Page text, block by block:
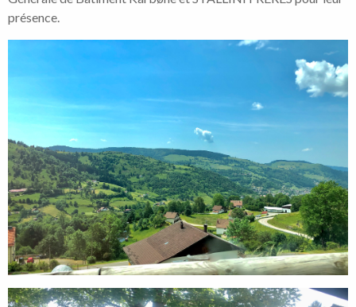
présence.